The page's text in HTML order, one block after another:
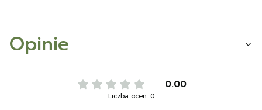
Opinie
0.00
Liczba ocen: 0